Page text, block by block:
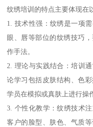
纹绣培训的特点主要体现在
1. 技术性强：纹绣是一项
眼、唇等部位的纹绣技巧
作手法。
2. 理论与实践结合：培训
论学习包括皮肤结构、色
学员在模拟或真肤上进行操
3. 个性化教学：纹绣技术
客户的脸型、肤色、气质